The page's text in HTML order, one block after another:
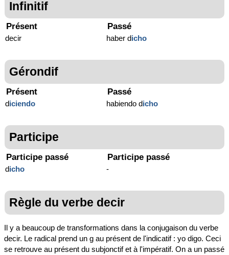
Infinitif
Présent
decir
Passé
haber dicho
Gérondif
Présent
diciendo
Passé
habiendo dicho
Participe
Participe passé
dicho
Participe passé
-
Règle du verbe decir
Il y a beaucoup de transformations dans la conjugaison du verbe
decir. Le radical prend un g au présent de l'indicatif : yo digo. Ceci
se retrouve au présent du subjonctif et à l'impératif. On a un passé